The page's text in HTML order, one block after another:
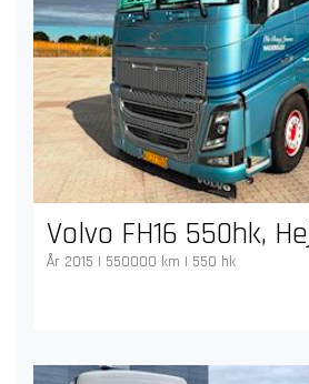
Volvo FH16 550hk,
År 2015 | 550000 km | 550 hk